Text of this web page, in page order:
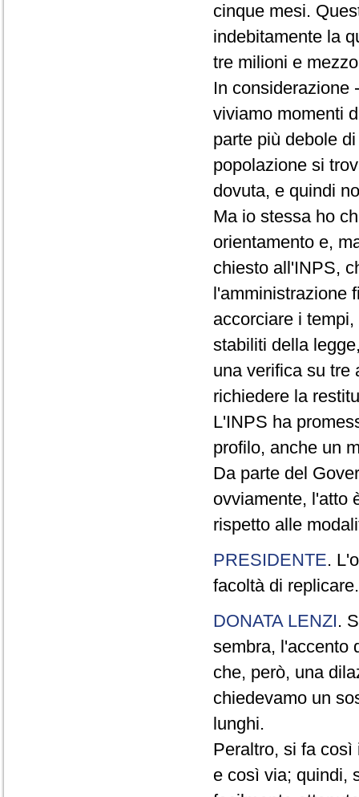
cinque mesi.
indebitamente la
tre milioni e
In considerazione
viviamo momenti
parte più debole
popolazione si
dovuta, e quindi
Ma io stessa ho
orientamento e,
chiesto all'INPS,
l'amministrazione
accorciare i
stabiliti della
una verifica su tre
richiedere la
L'INPS ha
profilo, anche un
Da parte del
ovviamente, l'atto
rispetto alle
PRESIDENTE.
facoltà di replicare.
DONATA LENZI.
sembra, l'accento
che, però, una
chiedevamo un
lunghi.
Peraltro, si fa così
e così via; quindi,